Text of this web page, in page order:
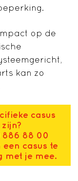
op de
kan zo
casus
886 88 00
casus te
met je mee.